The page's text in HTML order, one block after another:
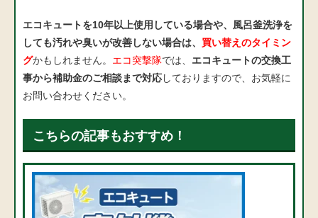
エコキュートを10年以上使用している場合や、風呂釜洗浄を
しても汚れや臭いが改善しない場合は、 買い替えのタイミン
グかもしれません。 エコ突撃隊では、 エコキュートの交換工
事から補助金のご相談まで対応しておりますので、お気軽に
お問い合わせください。
こちらの記事もおすすめ！